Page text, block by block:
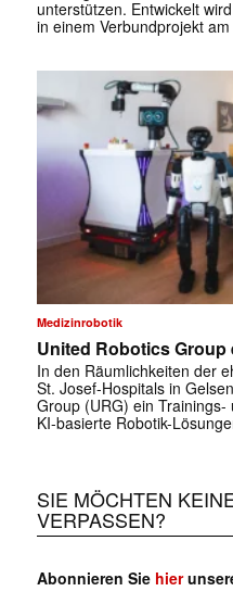
unterstützen. Entwickelt
in einem Verbundprojekt
Medizinrobotik
United Robotics
In den Räumlichkeiten der
St. Josef-Hospitals in
Group (URG) ein
KI-basierte Robotik-
SIE MÖCHTEN
VERPASSEN?
Abonnieren Sie hier